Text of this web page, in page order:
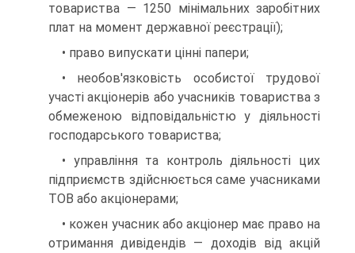
товариства — 1250 мінімальних заробітних
плат на момент державної реєстрації);
• право випускати цінні папери;
• необов'язковість особистої трудової
участі акціонерів або уча­сників товариства з
обмеженою відповідальністю у діяльності
госпо­дарського товариства;
• управління та контроль діяльності цих
підприємств здійсню­ється саме учасниками
ТОВ або акціонерами;
• кожен учасник або акціонер має право на
отримання дивіден­дів — доходів від акцій